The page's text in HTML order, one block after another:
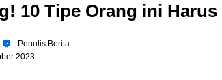
10 Tipe Orang ini
- Penulis Berita
2023